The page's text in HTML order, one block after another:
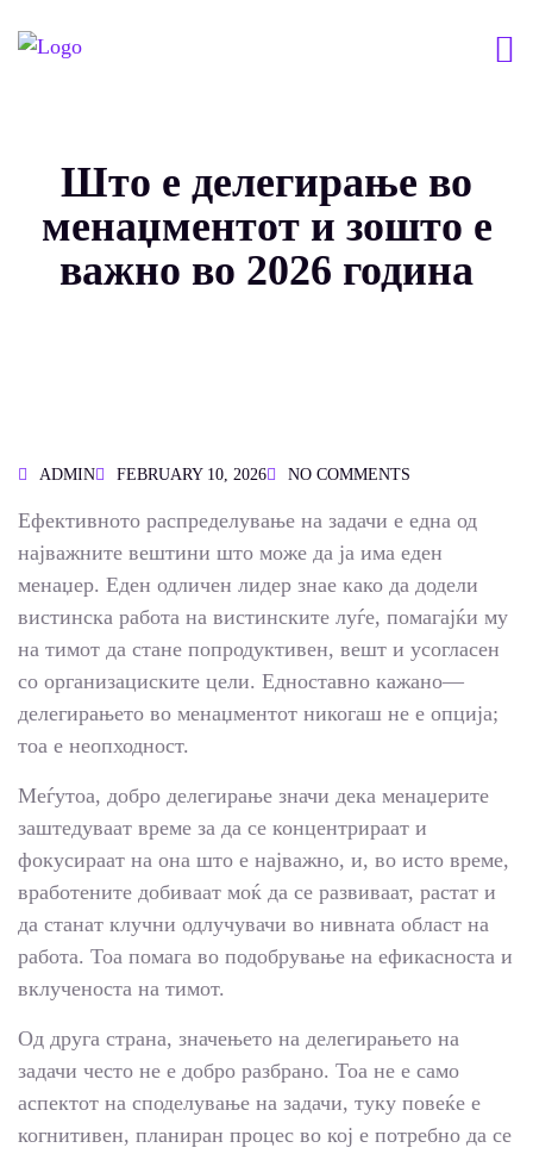
Што е делегирање во
менаџментот и зошто е
важно во 2026 година
ADMIN FEBRUARY 10, 2026 NO COMMENTS
Ефективното распределување на задачи е една од
најважните вештини што може да ја има еден
менаџер. Еден одличен лидер знае како да додели
вистинска работа на вистинските луѓе, помагајќи му
на тимот да стане попродуктивен, вешт и усогласен
со организациските цели. Едноставно кажано—
делегирањето во менаџментот никогаш не е опција;
тоа е неопходност.
Меѓутоа, добро делегирање значи дека менаџерите
заштедуваат време за да се концентрираат и
фокусираат на она што е најважно, и, во исто време,
вработените добиваат моќ да се развиваат, растат и
да станат клучни одлучувачи во нивната област на
работа. Тоа помага во подобрување на ефикасноста и
вклученоста на тимот.
Од друга страна, значењето на делегирањето на
задачи често не е добро разбрано. Тоа не е само
аспектот на споделување на задачи, туку повеќе е
когнитивен, планиран процес во кој е потребно да се